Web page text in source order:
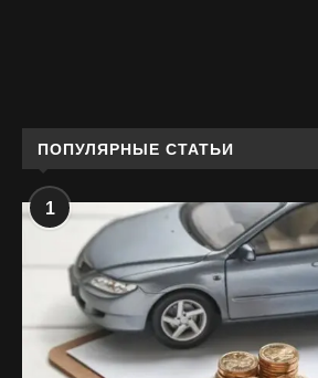
ПОПУЛЯРНЫЕ СТАТЬИ
1